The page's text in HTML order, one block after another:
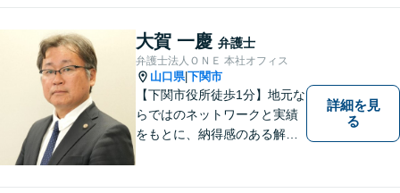
相談ください。
大賀 一慶 弁護士
弁護士法人ＯＮＥ 本社オフィス
山口県|下関市
【下関市役所徒歩1分】地元な
らではのネットワークと実績
をもとに、納得感のある解決
詳細を見
る